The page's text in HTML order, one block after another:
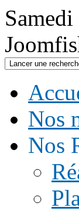
Samedi
Nos
Nos